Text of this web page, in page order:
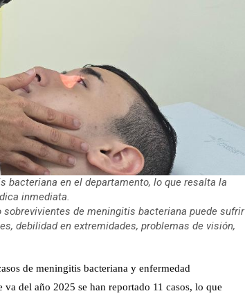
bacteriana en el departamento, lo que resalta la
inmediata.
de meningitis bacteriana puede sufrir
debilidad en extremidades, problemas de visión,
de meningitis bacteriana y enfermedad
del año 2025 se han reportado 11 casos, lo que